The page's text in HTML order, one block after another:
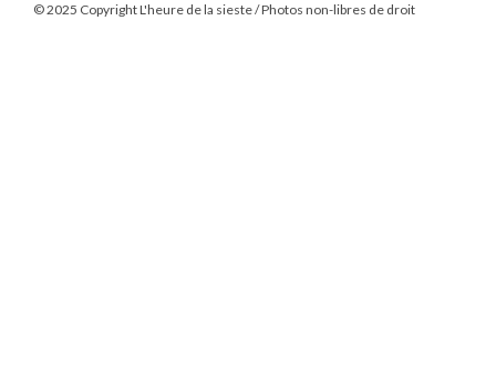
© 2025 Copyright L'heure de la sieste / Photos non-libres de droit